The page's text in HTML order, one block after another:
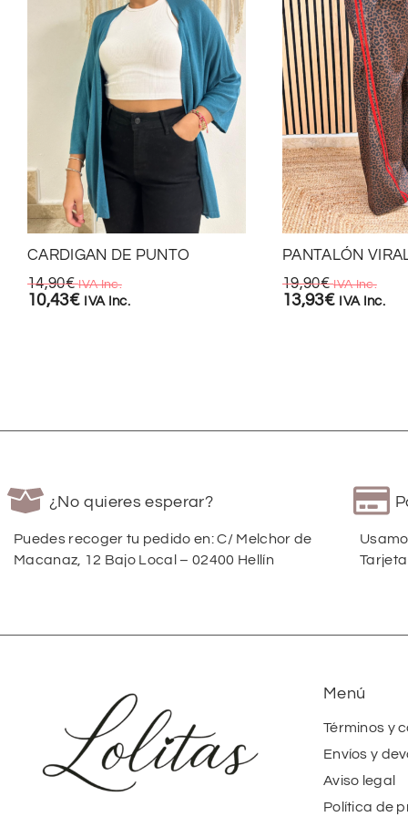
CARDIGAN DE PUNTO
14,90€ IVA Inc.
10,43€ IVA Inc.
PANTALÓN
19,90€ IVA Inc.
13,93€ IVA Inc.
¿No quieres esperar?
Puedes recoger tu pedido en: C/ Melchor de
Macanaz, 12 Bajo Local – 02400 Hellín
Menú
Términos y
Envíos y
Aviso legal
Política de